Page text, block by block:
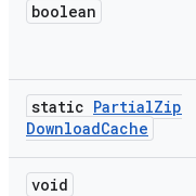
boolean
static PartialZip
DownloadCache
void